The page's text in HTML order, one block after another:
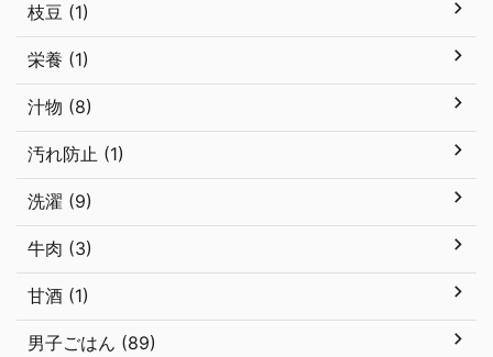
枝豆 (1)
栄養 (1)
汁物 (8)
汚れ防止 (1)
洗濯 (9)
牛肉 (3)
甘酒 (1)
男子ごはん (89)